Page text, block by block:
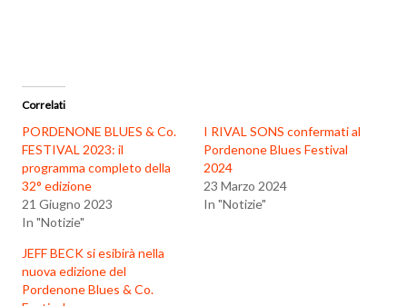
Correlati
PORDENONE BLUES & Co.
FESTIVAL 2023: il
programma completo della
32° edizione
21 Giugno 2023
In "Notizie"
I RIVAL SONS confermati al
Pordenone Blues Festival
2024
23 Marzo 2024
In "Notizie"
JEFF BECK si esibirà nella
nuova edizione del
Pordenone Blues & Co.